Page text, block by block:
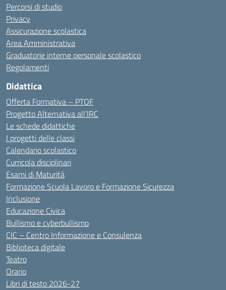
Percorsi di studio
Privacy
Assicurazione scolastica
Area Amministrativa
Graduatorie interne personale scolastico
Regolamenti
Didattica
Offerta Formativa – PTOF
Progetto Alternativa all’IRC
Le schede didattiche
I progetti delle classi
Calendario scolastico
Curricola disciplinari
Esami di Maturità
Formazione Scuola Lavoro e Formazione Sicurezza
Inclusione
Educazione Civica
Bullismo e cyberbullismo
CIC – Centro Informazione e Consulenza
Biblioteca digitale
Teatro
Orario
Libri di testo 2026-27